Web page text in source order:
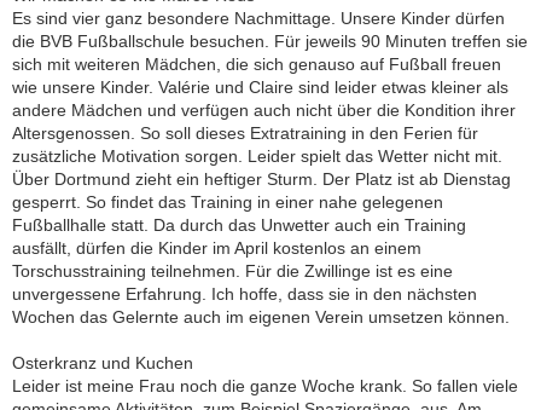
Es sind vier ganz besondere Nachmittage. Unsere Kinder dürfen
die BVB Fußballschule besuchen. Für jeweils 90 Minuten treffen sie
sich mit weiteren Mädchen, die sich genauso auf Fußball freuen
wie unsere Kinder. Valérie und Claire sind leider etwas kleiner als
andere Mädchen und verfügen auch nicht über die Kondition ihrer
Altersgenossen. So soll dieses Extratraining in den Ferien für
zusätzliche Motivation sorgen. Leider spielt das Wetter nicht mit.
Über Dortmund zieht ein heftiger Sturm. Der Platz ist ab Dienstag
gesperrt. So findet das Training in einer nahe gelegenen
Fußballhalle statt. Da durch das Unwetter auch ein Training
ausfällt, dürfen die Kinder im April kostenlos an einem
Torschusstraining teilnehmen. Für die Zwillinge ist es eine
unvergessene Erfahrung. Ich hoffe, dass sie in den nächsten
Wochen das Gelernte auch im eigenen Verein umsetzen können.
Osterkranz und Kuchen
Leider ist meine Frau noch die ganze Woche krank. So fallen viele